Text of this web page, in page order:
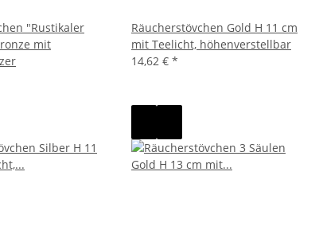
"Rustikaler
mit
Räucherstövchen Gold H 11 cm
mit Teelicht, höhenverstellbar
14,62 € *